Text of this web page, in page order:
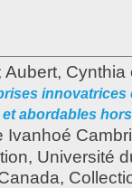
Aubert, Cynthia
abordables
Ivanhoé
Université